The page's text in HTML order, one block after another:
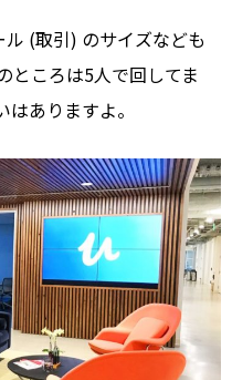
(取引) のサイズなども
ところは5人で回してま
ありますよ。